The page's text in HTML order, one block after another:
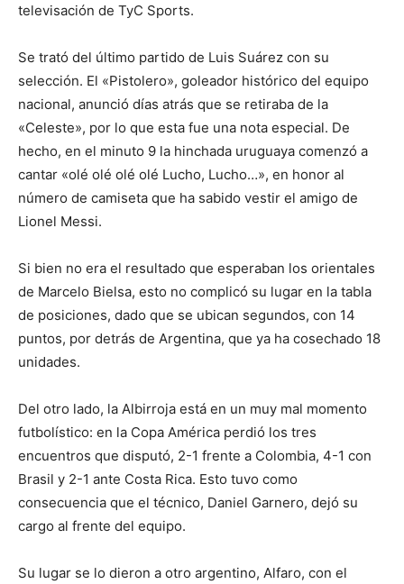
televisación de TyC Sports.
Se trató del último partido de Luis Suárez con su
selección. El «Pistolero», goleador histórico del equipo
nacional, anunció días atrás que se retiraba de la
«Celeste», por lo que esta fue una nota especial. De
hecho, en el minuto 9 la hinchada uruguaya comenzó a
cantar «olé olé olé olé Lucho, Lucho…», en honor al
número de camiseta que ha sabido vestir el amigo de
Lionel Messi.
Si bien no era el resultado que esperaban los orientales
de Marcelo Bielsa, esto no complicó su lugar en la tabla
de posiciones, dado que se ubican segundos, con 14
puntos, por detrás de Argentina, que ya ha cosechado 18
unidades.
Del otro lado, la Albirroja está en un muy mal momento
futbolístico: en la Copa América perdió los tres
encuentros que disputó, 2-1 frente a Colombia, 4-1 con
Brasil y 2-1 ante Costa Rica. Esto tuvo como
consecuencia que el técnico, Daniel Garnero, dejó su
cargo al frente del equipo.
Su lugar se lo dieron a otro argentino, Alfaro, con el